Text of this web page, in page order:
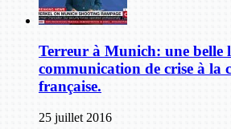
Terreur à Munich: une belle
communication de crise à la
française.
25 juillet 2016